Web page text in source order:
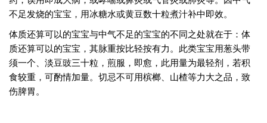
不足发烧的宝宝，用冰糖水或黄豆数十粒煮汁补中即效。
体质还算可以的宝宝与中气不足的宝宝的不同之处就在于：体
质还算可以的宝宝，其脉重按比轻按有力。此类宝宝用葱头带
须一个、淡豆豉三十粒，煎服，即愈，此用量为最轻剂，若积
食较重，可酌情加量。切忌不可用槟榔、山楂等力大之品，致
伤脾胃。